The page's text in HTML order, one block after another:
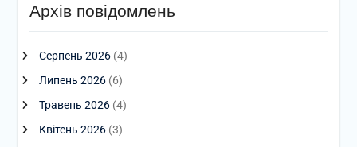
Архів повідомлень
Серпень 2026(4)
Липень 2026(6)
Травень 2026(4)
Квітень 2026(3)